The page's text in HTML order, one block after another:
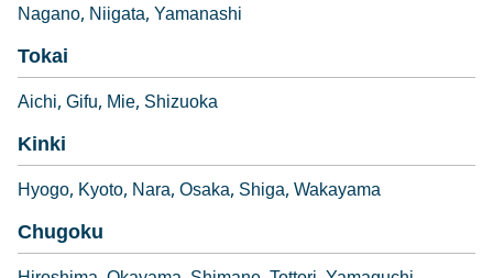
Nagano Niigata Yamanashi
Tokai
Aichi Gifu Mie Shizuoka
Kinki
Hyogo Kyoto Nara Osaka Shiga Wakayama
Chugoku